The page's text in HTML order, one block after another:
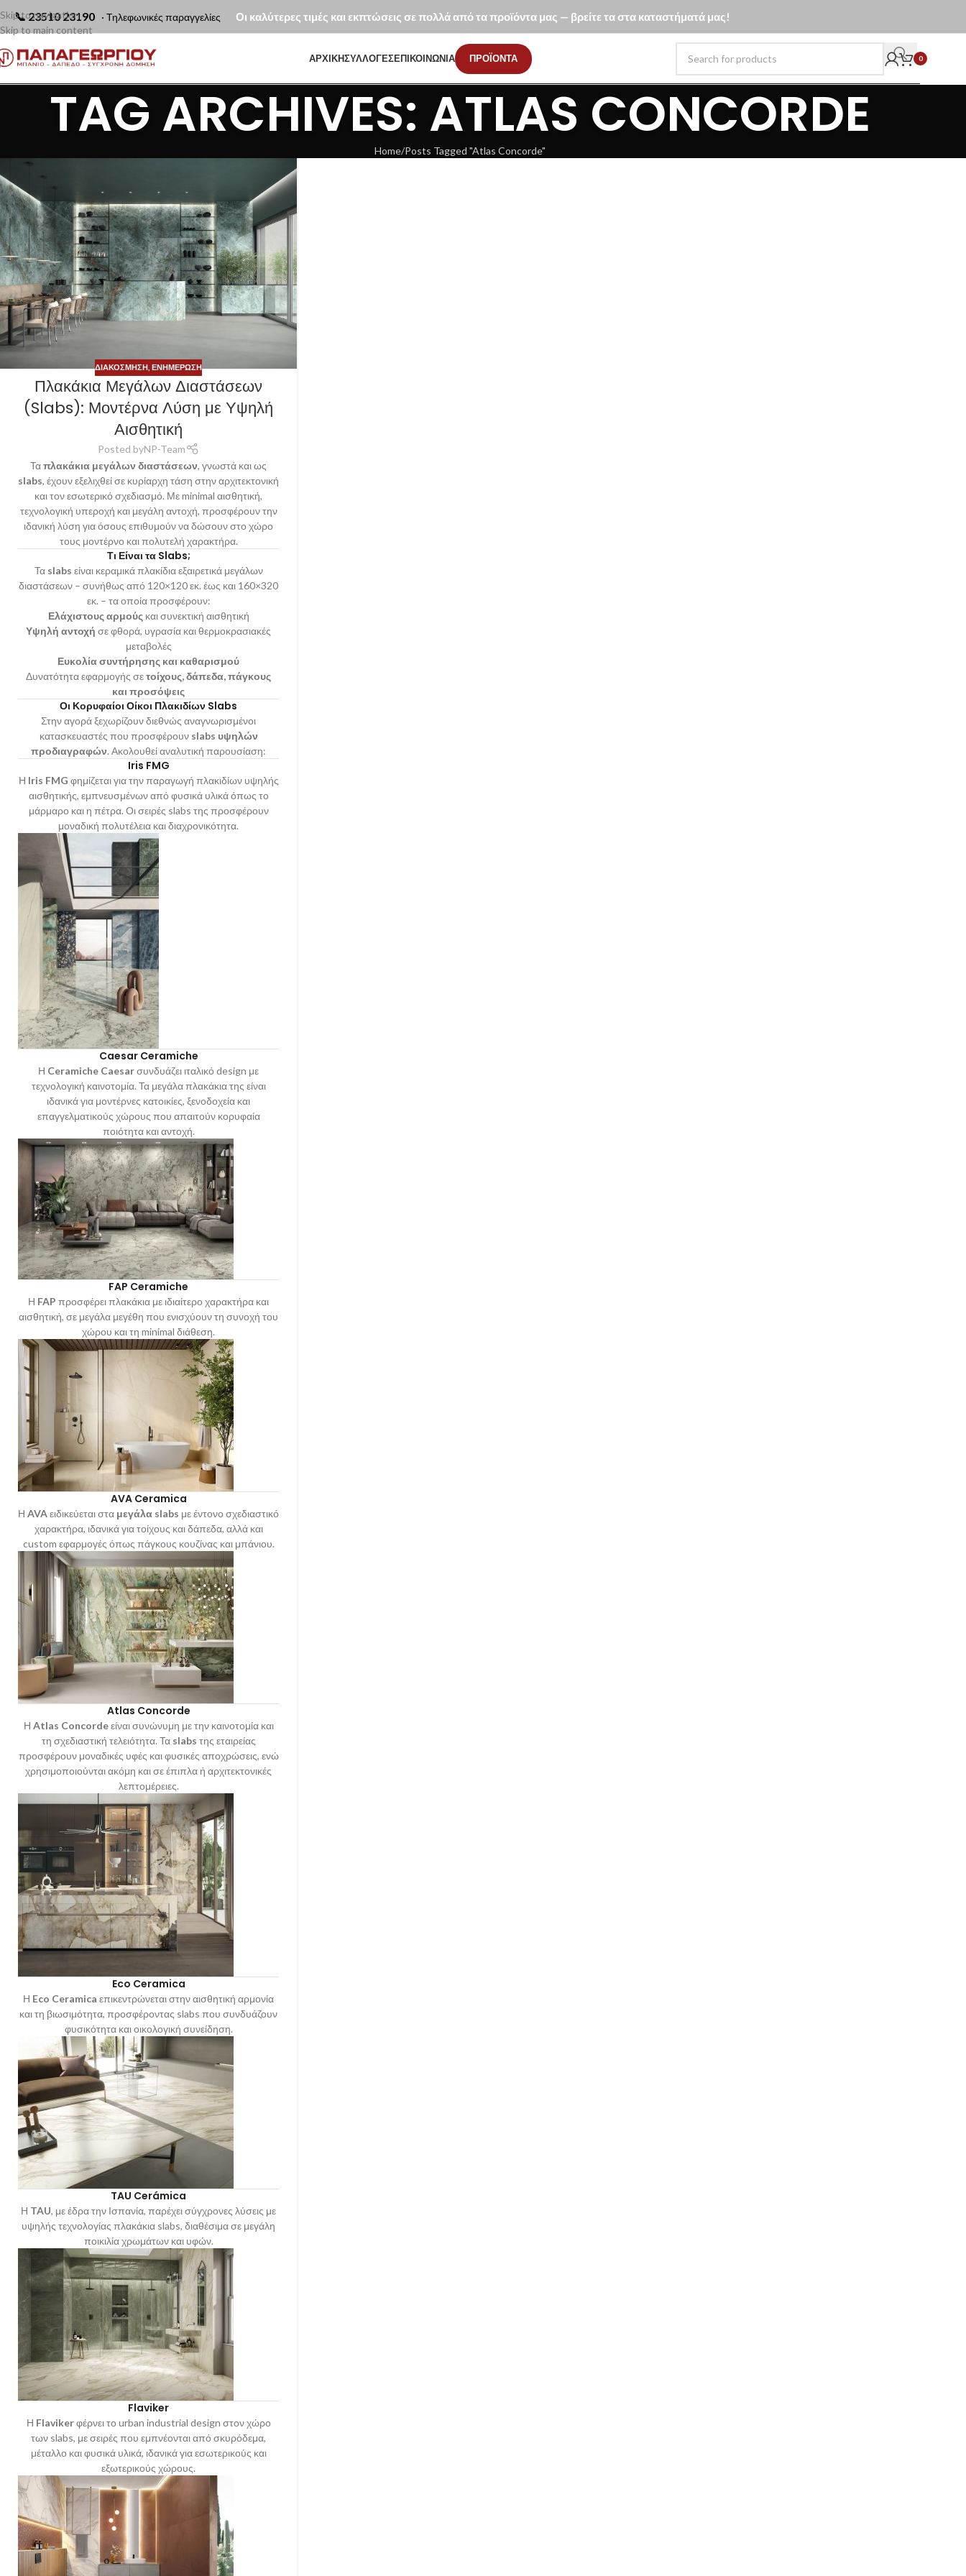
📞 23510 23190 · Τηλεφωνικές παραγγελίες Οι καλύτερες τιμές και εκπτώσεις σε πολλά από τα προϊόντα μας — βρείτε τα στα καταστήματά μας!
Skip to navigation
Skip to main content
ΑΡΧΙΚΗΣΥΛΛΟΓΕΣΕΠΙΚΟΙΝΩΝΙΑ ΠΡΟΪΟΝΤΑ 0
TAG ARCHIVES: ATLAS CONCORDE
Home Posts Tagged "Atlas Concorde"
ΔΙΑΚΌΣΜΗΣΗ ,ΕΝΗΜΈΡΩΣΗ
Πλακάκια Μεγάλων Διαστάσεων
(Slabs): Μοντέρνα Λύση με Υψηλή
Αισθητική
Posted byNP-Team
Ταπλακάκια μεγάλων διαστάσεων, γνωστά και ως
slabs, έχουν εξελιχθεί σε κυρίαρχη τάση στην αρχιτεκτονική
και τον εσωτερικό σχεδιασμό. Με minimal αισθητική,
τεχνολογική υπεροχή και μεγάλη αντοχή, προσφέρουν την
ιδανική λύση για όσους επιθυμούν να δώσουν στο χώρο
τους μοντέρνο και πολυτελή χαρακτήρα.
Τι Είναι τα Slabs;
Τα slabs είναι κεραμικά πλακίδια εξαιρετικά μεγάλων
διαστάσεων – συνήθως από 120×120 εκ. έως και 160×320
εκ. – τα οποία προσφέρουν:
Ελάχιστους αρμούςκαι συνεκτική αισθητική
Υψηλή αντοχή σε φθορά, υγρασία και θερμοκρασιακές
μεταβολές
Ευκολία συντήρησης και καθαρισμού
Δυνατότητα εφαρμογής σετοίχους, δάπεδα, πάγκους
και προσόψεις
Οι Κορυφαίοι Οίκοι Πλακιδίων Slabs
Στην αγορά ξεχωρίζουν διεθνώς αναγνωρισμένοι
κατασκευαστές που προσφέρουν slabs υψηλών
προδιαγραφών. Ακολουθεί αναλυτική παρουσίαση:
Iris FMG
Η Iris FMG φημίζεται για την παραγωγή πλακιδίων υψηλής
αισθητικής, εμπνευσμένων από φυσικά υλικά όπως το
μάρμαρο και η πέτρα. Οι σειρές slabs της προσφέρουν
μοναδική πολυτέλεια και διαχρονικότητα.
Caesar Ceramiche
Η Ceramiche Caesarσυνδυάζει ιταλικό design με
τεχνολογική καινοτομία. Τα μεγάλα πλακάκια της είναι
ιδανικά για μοντέρνες κατοικίες, ξενοδοχεία και
επαγγελματικούς χώρους που απαιτούν κορυφαία
ποιότητα και αντοχή.
FAP Ceramiche
Η FAP προσφέρει πλακάκια με ιδιαίτερο χαρακτήρα και
αισθητική, σε μεγάλα μεγέθη που ενισχύουν τη συνοχή του
χώρου και τη minimal διάθεση.
AVA Ceramica
ΗAVAειδικεύεται στα μεγάλα slabs με έντονο σχεδιαστικό
χαρακτήρα, ιδανικά για τοίχους και δάπεδα, αλλά και
custom εφαρμογές όπως πάγκους κουζίνας και μπάνιου.
Atlas Concorde
Η Atlas Concordeείναι συνώνυμη με την καινοτομία και
τη σχεδιαστική τελειότητα. Τα slabs της εταιρείας
προσφέρουν μοναδικές υφές και φυσικές αποχρώσεις, ενώ
χρησιμοποιούνται ακόμη και σε έπιπλα ή αρχιτεκτονικές
λεπτομέρειες.
Eco Ceramica
Η Eco Ceramica επικεντρώνεται στην αισθητική αρμονία
και τη βιωσιμότητα, προσφέροντας slabs που συνδυάζουν
φυσικότητα και οικολογική συνείδηση.
TAU Cerámica
Η TAU, με έδρα την Ισπανία, παρέχει σύγχρονες λύσεις με
υψηλής τεχνολογίας πλακάκια slabs, διαθέσιμα σε μεγάλη
ποικιλία χρωμάτων και υφών.
Flaviker
Η Flavikerφέρνει το urban industrial design στον χώρο
των slabs, με σειρές που εμπνέονται από σκυρόδεμα,
μέταλλο και φυσικά υλικά, ιδανικά για εσωτερικούς και
εξωτερικούς χώρους.